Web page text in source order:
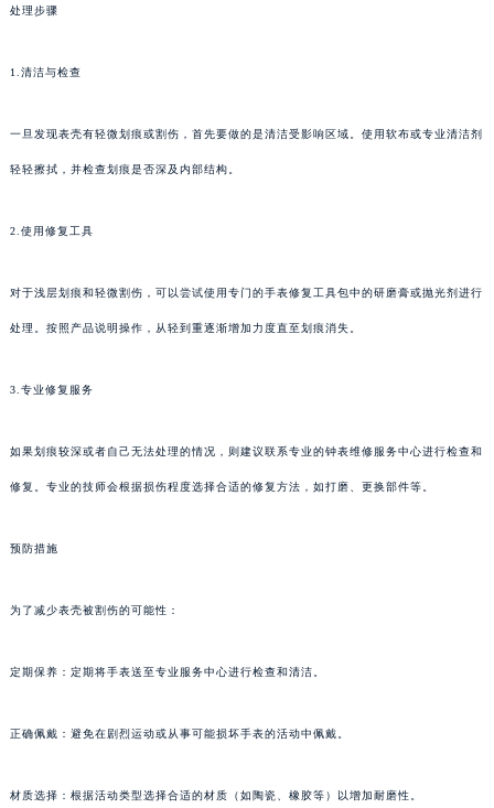
处理步骤
1.清洁与检查
一旦发现表壳有轻微划痕或割伤，首先要做的是清洁受影响区域。使用软布或专业清洁剂
轻轻擦拭，并检查划痕是否深及内部结构。
2.使用修复工具
对于浅层划痕和轻微割伤，可以尝试使用专门的手表修复工具包中的研磨膏或抛光剂进行
处理。按照产品说明操作，从轻到重逐渐增加力度直至划痕消失。
3.专业修复服务
如果划痕较深或者自己无法处理的情况，则建议联系专业的钟表维修服务中心进行检查和
修复。专业的技师会根据损伤程度选择合适的修复方法，如打磨、更换部件等。
预防措施
为了减少表壳被割伤的可能性：
定期保养：定期将手表送至专业服务中心进行检查和清洁。
正确佩戴：避免在剧烈运动或从事可能损坏手表的活动中佩戴。
材质选择：根据活动类型选择合适的材质（如陶瓷、橡胶等）以增加耐磨性。